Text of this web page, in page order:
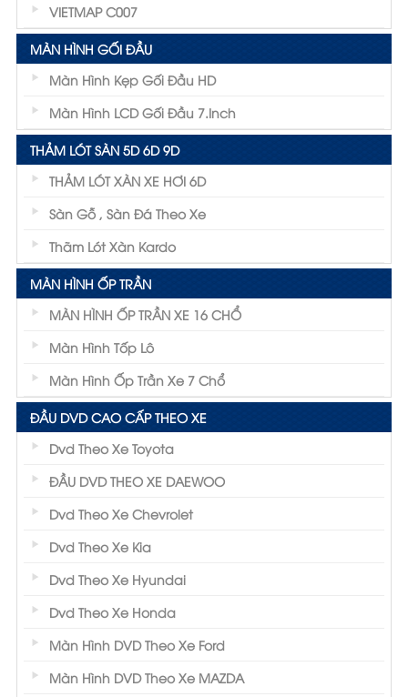
VIETMAP C007
MÀN HÌNH GỐI ĐẦU
Màn Hình Kẹp Gối Đầu HD
Màn Hình LCD Gối Đầu 7.inch
THẢM LÓT SÀN 5D 6D 9D
THẢM LÓT XÀN XE HƠI 6D
Sàn Gỗ , Sàn Đá Theo Xe
Thãm Lót Xàn Kardo
MÀN HÌNH ỐP TRẦN
MÀN HÌNH ỐP TRẦN XE 16 CHỔ
Màn Hình Tốp Lô
Màn Hình Ốp Trần Xe 7 Chổ
ĐẦU DVD CAO CẤP THEO XE
Dvd Theo Xe Toyota
ĐẦU DVD THEO XE DAEWOO
Dvd Theo Xe Chevrolet
Dvd Theo Xe Kia
Dvd Theo Xe Hyundai
Dvd Theo Xe Honda
Màn Hình DVD Theo Xe Ford
Màn Hình DVD Theo Xe MAZDA